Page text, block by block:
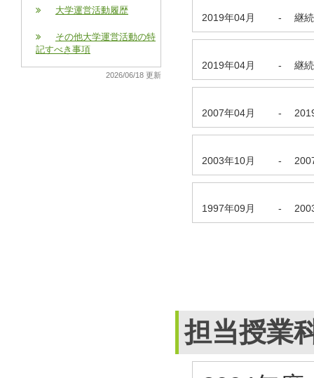
大学運営活動履歴
その他大学運営活動の特
記すべき事項
2026/06/18 更新
2019年04月 - 継
2019年04月 - 継
2007年04月 -
2003年10月 -
1997年09月 -
担当授業